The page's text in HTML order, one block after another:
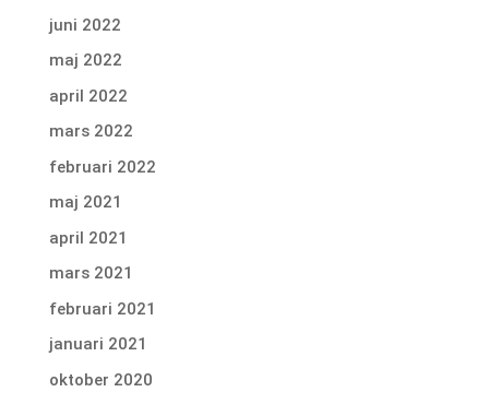
juni 2022
maj 2022
april 2022
mars 2022
februari 2022
maj 2021
april 2021
mars 2021
februari 2021
januari 2021
oktober 2020